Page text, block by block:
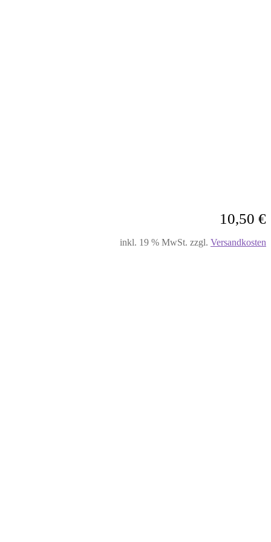
10,50 €
inkl. 19 % MwSt. zzgl. Versandkosten